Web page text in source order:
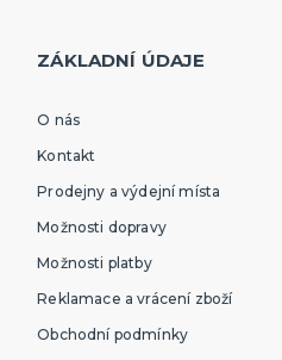
ZÁKLADNÍ ÚDAJE
O nás
Kontakt
Prodejny a výdejní místa
Možnosti dopravy
Možnosti platby
Reklamace a vrácení zboží
Obchodní podmínky